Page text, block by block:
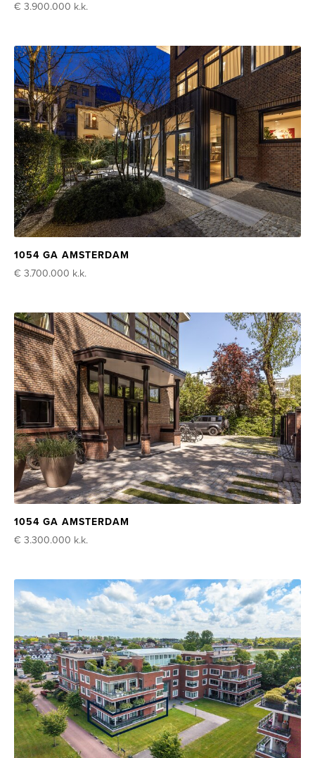
€ 3.900.000 k.k.
1054 GA AMSTERDAM
€ 3.700.000 k.k.
1054 GA AMSTERDAM
€ 3.300.000 k.k.